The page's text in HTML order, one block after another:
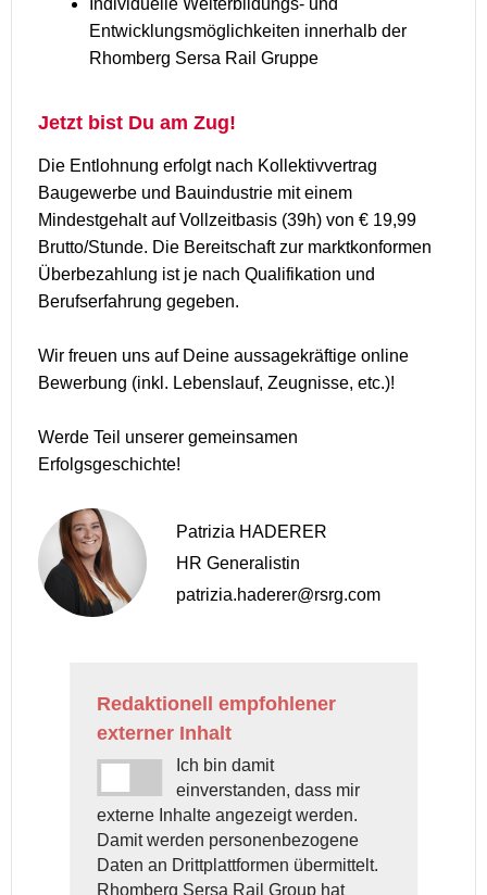
Entwicklungsmöglichkeiten innerhalb der
Rhomberg Sersa Rail Gruppe
Jetzt bist Du am Zug!
Die Entlohnung erfolgt nach Kollektivvertrag
Baugewerbe und Bauindustrie mit einem
Mindestgehalt auf Vollzeitbasis (39h) von € 19,99
Brutto/Stunde. Die Bereitschaft zur marktkonformen
Überbezahlung ist je nach Qualifikation und
Berufserfahrung gegeben.
Wir freuen uns auf Deine aussagekräftige online
Bewerbung (inkl. Lebenslauf, Zeugnisse, etc.)!
Werde Teil unserer gemeinsamen
Erfolgsgeschichte!
Patrizia HADERER
HR Generalistin
patrizia.haderer@rsrg.com
Redaktionell empfohlener
externer Inhalt
Ich bin damit
einverstanden, dass mir
externe Inhalte angezeigt werden.
Damit werden personenbezogene
Daten an Drittplattformen übermittelt.
Rhomberg Sersa Rail Group hat